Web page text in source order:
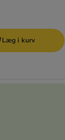
Læg i kurv